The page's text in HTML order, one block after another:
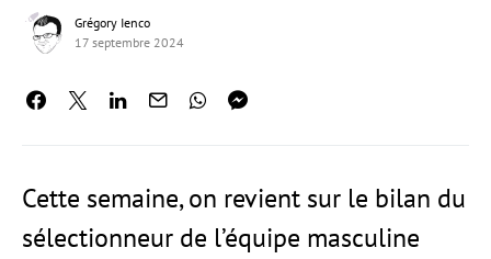
Grégory Ienco
17 septembre 2024
Cette semaine, on revient sur le bilan du
sélectionneur de l’équipe masculine